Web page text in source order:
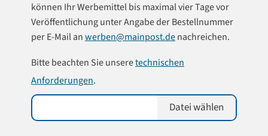
können Ihr Werbemittel bis maximal vier Tage vor
Veröffentlichung unter Angabe der Bestellnummer
per E-Mail anwerben@mainpost.denachreichen.
Bitte beachten Sie unseretechnischen
Anforderungen.
Datei wählen